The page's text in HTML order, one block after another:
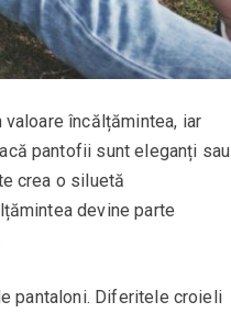
încălțămintea, iar
pantofii sunt eleganți sau
crea o siluetă
devine parte
pantaloni. Diferitele croieli